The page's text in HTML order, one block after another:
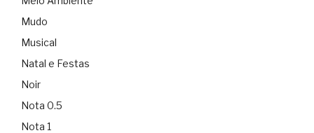
Mudo
Musical
Natal e Festas
Noir
Nota 0.5
Nota 1